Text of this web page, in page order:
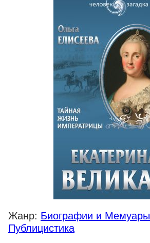
Жанр: Биографии и Мемуары
Публицистика